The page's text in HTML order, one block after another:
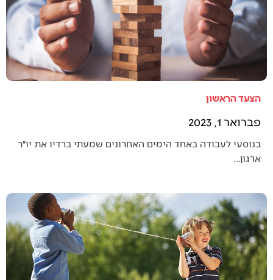
הצעד הראשון
פברואר 1, 2023
בנוסעי לעבודה באחד הימים האחרונים שמעתי ברדיו את יו״ר
ארגון…